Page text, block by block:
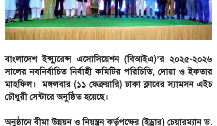
বাংলাদেশ ইন্স্যুরেন্স এসোসিয়েশন (বিআইএ)’র ২০২৫-২০২৬
সালের নবনির্বাচিত নির্বাহী কমিটির পরিচিতি, দোয়া ও ইফতার
মাহফিল। মঙ্গলবার (১১ ফেব্রুয়ারি) ঢাকা ক্লাবের স্যামসন এইচ
চৌধুরী সেন্টারে অনুষ্ঠিত হয়েছে।
অনুষ্ঠানে বীমা উন্নয়ন ও নিয়ন্ত্রন কর্তৃপক্ষের (ইড্রার) চেয়ারম্যান ড.